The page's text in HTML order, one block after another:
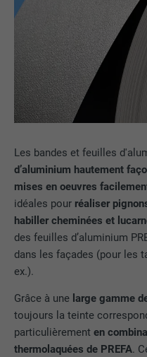
Les bandes et feuilles
d’aluminium hautement
mises en oeuvres
idéales pour réaliser
habiller cheminées et
des feuilles d’aluminium
dans les façades (pour les
ex.).
Grâce à une large gamme
toujours la teinte
particulièrementen
thermolaquées de PREFA.